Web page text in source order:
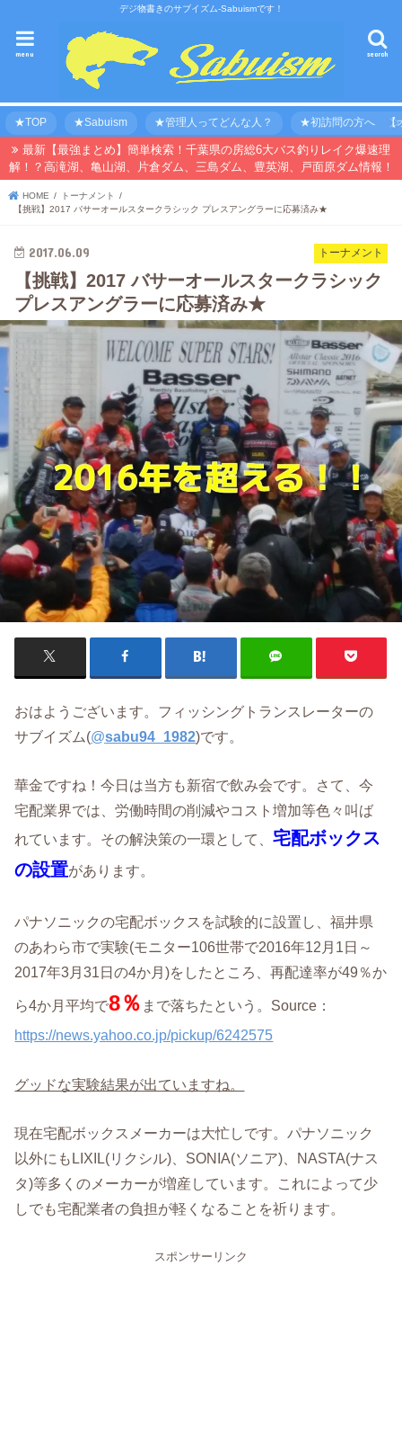
デジ物書きのサブイズム-Sabuismです！
search
menu
★TOP ★Sabuism ★管理人ってどんな人？ ★初訪問の方へ 【
最新【最強まとめ】簡単検索！千葉県の房総6大バス釣りレイク爆速理
解！？高滝湖、亀山湖、片倉ダム、三島ダム、豊英湖、戸面原ダム情報！
HOME
トーナメント
【挑戦】2017 バサーオールスタークラシック プレスアングラーに応募済み★
トーナメント
2017.06.09
【挑戦】2017 バサーオールスタークラシック
プレスアングラーに応募済み★
おはようございます。フィッシングトランスレーターの
サブイズム(@sabu94_1982)です。
華金ですね！今日は当方も新宿で飲み会です。さて、今
宅配業界では、労働時間の削減やコスト増加等色々叫ば
れています。その解決策の一環として、宅配ボックス
の設置があります。
パナソニックの宅配ボックスを試験的に設置し、福井県
のあわら市で実験(モニター106世帯で2016年12月1日～
2017年3月31日の4か月)をしたところ、再配達率が49％か
ら4か月平均で8％ まで落ちたという。Source：
https://news.yahoo.co.jp/pickup/6242575
グッドな実験結果が出ていますね。
現在宅配ボックスメーカーは大忙しです。パナソニック
以外にもLIXIL(リクシル)、SONIA(ソニア)、NASTA(ナス
タ)等多くのメーカーが増産しています。これによって少
しでも宅配業者の負担が軽くなることを祈ります。
スポンサーリンク